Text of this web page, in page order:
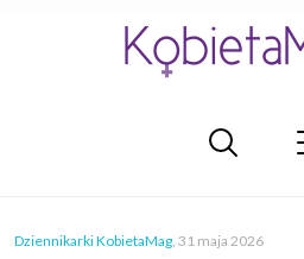
Dziennikarki KobietaMag, 31 maja 2026